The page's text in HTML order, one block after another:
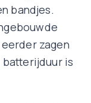
bandjes.
zagen
batterijduur is